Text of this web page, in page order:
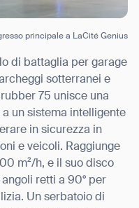
principale a LaCité Genius
di battaglia per garage
sotterranei e
75 unisce una
un sistema intelligente
in sicurezza in
e veicoli. Raggiunge
m²/h, e il suo disco
retti a 90° per
Un serbatoio di